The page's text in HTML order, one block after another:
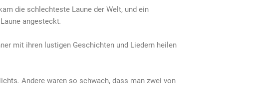
die schlechteste Laune der Welt, und ein
angesteckt.
mit ihren lustigen Geschichten und Liedern heilen
.Andere waren so schwach, dass man zwei von